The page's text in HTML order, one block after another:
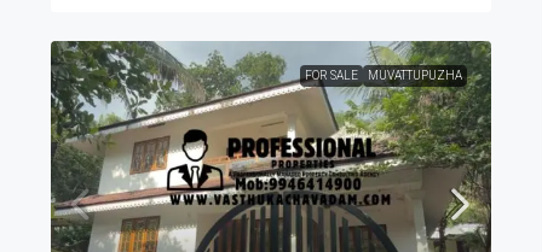
FOR SALE MUVATTUPUZHA